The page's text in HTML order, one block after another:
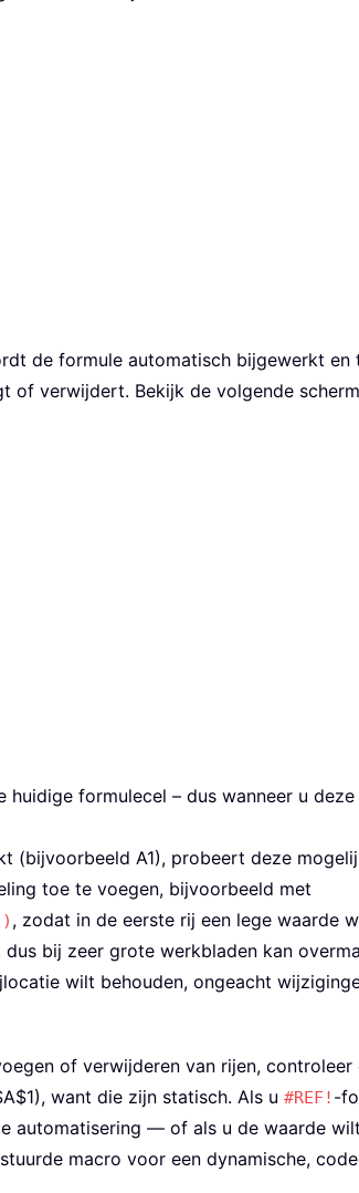
de formule automatisch bijgewerkt
verwijdert. Bekijk de volgende
formulecel – dus wanneer u
(bijvoorbeeld A1), probeert deze
toe te voegen, bijvoorbeeld met
, zodat in de eerste rij een lege waarde
bij zeer grote werkbladen kan
wilt behouden, ongeacht
of verwijderen van rijen,
want die zijn statisch. Als u #REF! -
automatisering — of als u de waarde
macro voor een dynamische,